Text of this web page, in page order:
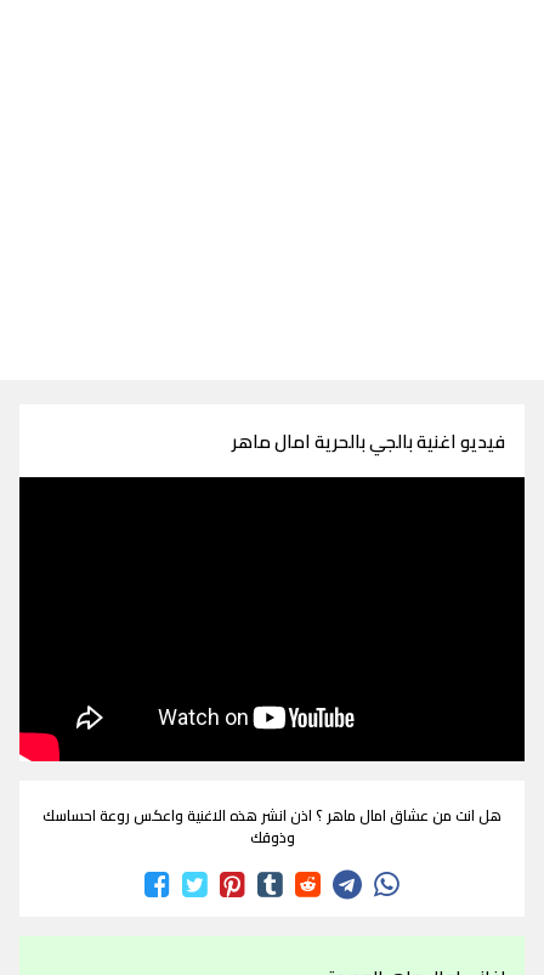
فيديو اغنية بالجي بالحرية امال ماهر
هل انت من عشاق امال ماهر ؟ اذن انشر هذه الاغنية واعكس روعة احساسك
وذوقك